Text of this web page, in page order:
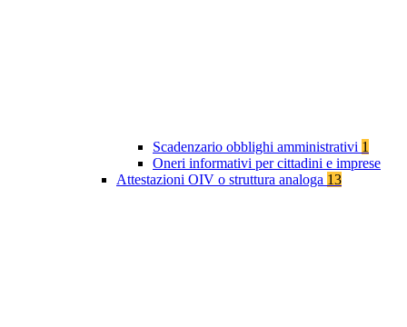
Scadenzario obblighi amministrativi 1
Oneri informativi per cittadini e imprese
Attestazioni OIV o struttura analoga 13